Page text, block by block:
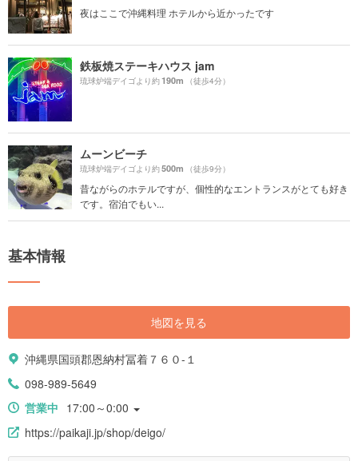
夜はここで沖縄料理 ホテルから近かったです
鉄板焼ステーキハウス jam
琉球炉端デイゴより約190m （徒歩4分）
ムーンビーチ
琉球炉端デイゴより約500m （徒歩9分）
昔ながらのホテルですが、個性的なエントランスがとても好き
です。宿泊でもい...
基本情報
地図を見る
沖縄県国頭郡恩納村冨着７６０-１
098-989-5649
営業中 17:00～0:00
https://paikaji.jp/shop/deigo/